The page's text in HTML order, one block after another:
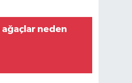
ağaçlar neden